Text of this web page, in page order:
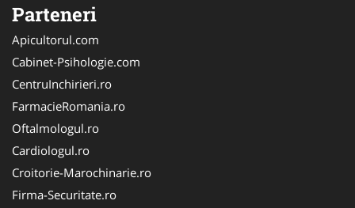
Parteneri
Apicultorul.com
Cabinet-Psihologie.com
CentruInchirieri.ro
FarmacieRomania.ro
Oftalmologul.ro
Cardiologul.ro
Croitorie-Marochinarie.ro
Firma-Securitate.ro